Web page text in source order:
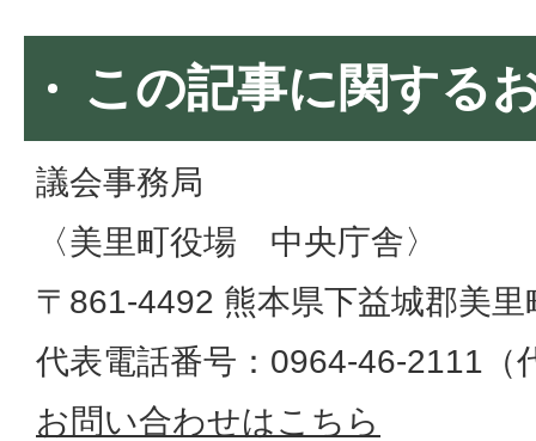
この記事に関する
議会事務局
〈美里町役場 中央庁舎〉
〒861-4492 熊本県下益城郡美
代表電話番号：0964-46-2111（
お問い合わせはこちら